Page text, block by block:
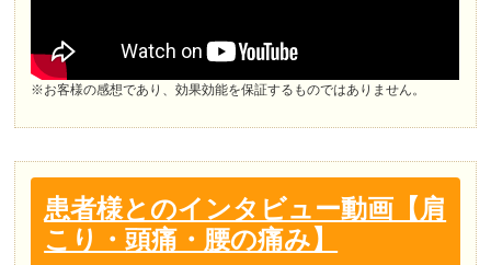
※お客様の感想であり、効果効能を保証するものではありません。
患者様とのインタビュー動画【肩
こり・頭痛・腰の痛み】